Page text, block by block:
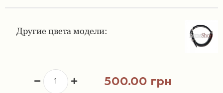
Ремешки 18 мм
Ремешки 20 мм
Ремешки для часов Tissot
Другие цвета модели:
500.00 грн